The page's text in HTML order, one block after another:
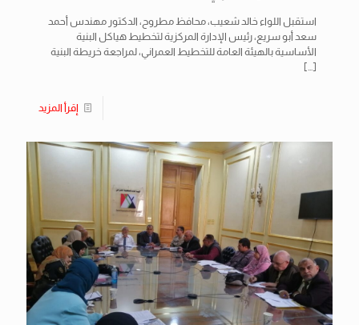
استقبل اللواء خالد شعيب، محافظ مطروح، الدكتور مهندس أحمد
سعد أبو سريع، رئيس الإدارة المركزية لتخطيط هياكل البنية
الأساسية بالهيئة العامة للتخطيط العمراني، لمراجعة خريطة البنية
[…]
إقرأ المزيد